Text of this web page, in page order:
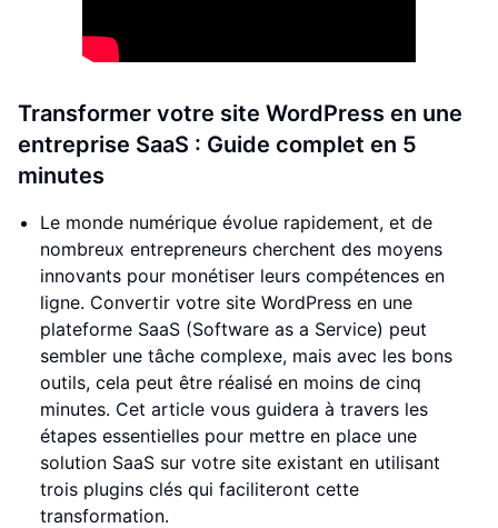
Transformer votre site WordPress en une
entreprise SaaS : Guide complet en 5
minutes
Le monde numérique évolue rapidement, et de
nombreux entrepreneurs cherchent des moyens
innovants pour monétiser leurs compétences en
ligne. Convertir votre site WordPress en une
plateforme SaaS (Software as a Service) peut
sembler une tâche complexe, mais avec les bons
outils, cela peut être réalisé en moins de cinq
minutes. Cet article vous guidera à travers les
étapes essentielles pour mettre en place une
solution SaaS sur votre site existant en utilisant
trois plugins clés qui faciliteront cette
transformation.